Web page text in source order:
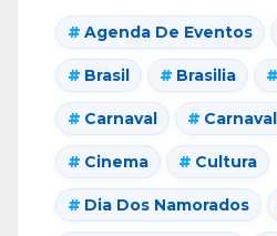
Agenda De Eventos
Brasil Brasilia
Carnaval
Cinema Cultura
Dia Dos Namorados